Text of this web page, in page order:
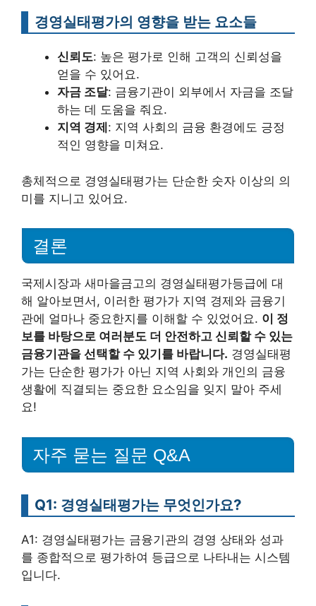
경영실태평가의 영향을 받는 요소들
신뢰도: 높은 평가로 인해 고객의 신뢰성을
얻을 수 있어요.
자금 조달: 금융기관이 외부에서 자금을 조달
하는 데 도움을 줘요.
지역 경제 : 지역 사회의 금융 환경에도 긍정
적인 영향을 미쳐요.
총체적으로 경영실태평가는 단순한 숫자 이상의 의
미를 지니고 있어요.
결론
국제시장과 새마을금고의 경영실태평가등급에 대
해 알아보면서, 이러한 평가가 지역 경제와 금융기
관에 얼마나 중요한지를 이해할 수 있었어요. 이 정
보를 바탕으로 여러분도 더 안전하고 신뢰할 수 있는
금융기관을 선택할 수 있기를 바랍니다. 경영실태평
가는 단순한 평가가 아닌 지역 사회와 개인의 금융
생활에 직결되는 중요한 요소임을 잊지 말아 주세
요!
자주 묻는 질문 Q&A
Q1: 경영실태평가는 무엇인가요?
A1: 경영실태평가는 금융기관의 경영 상태와 성과
를 종합적으로 평가하여 등급으로 나타내는 시스템
입니다.